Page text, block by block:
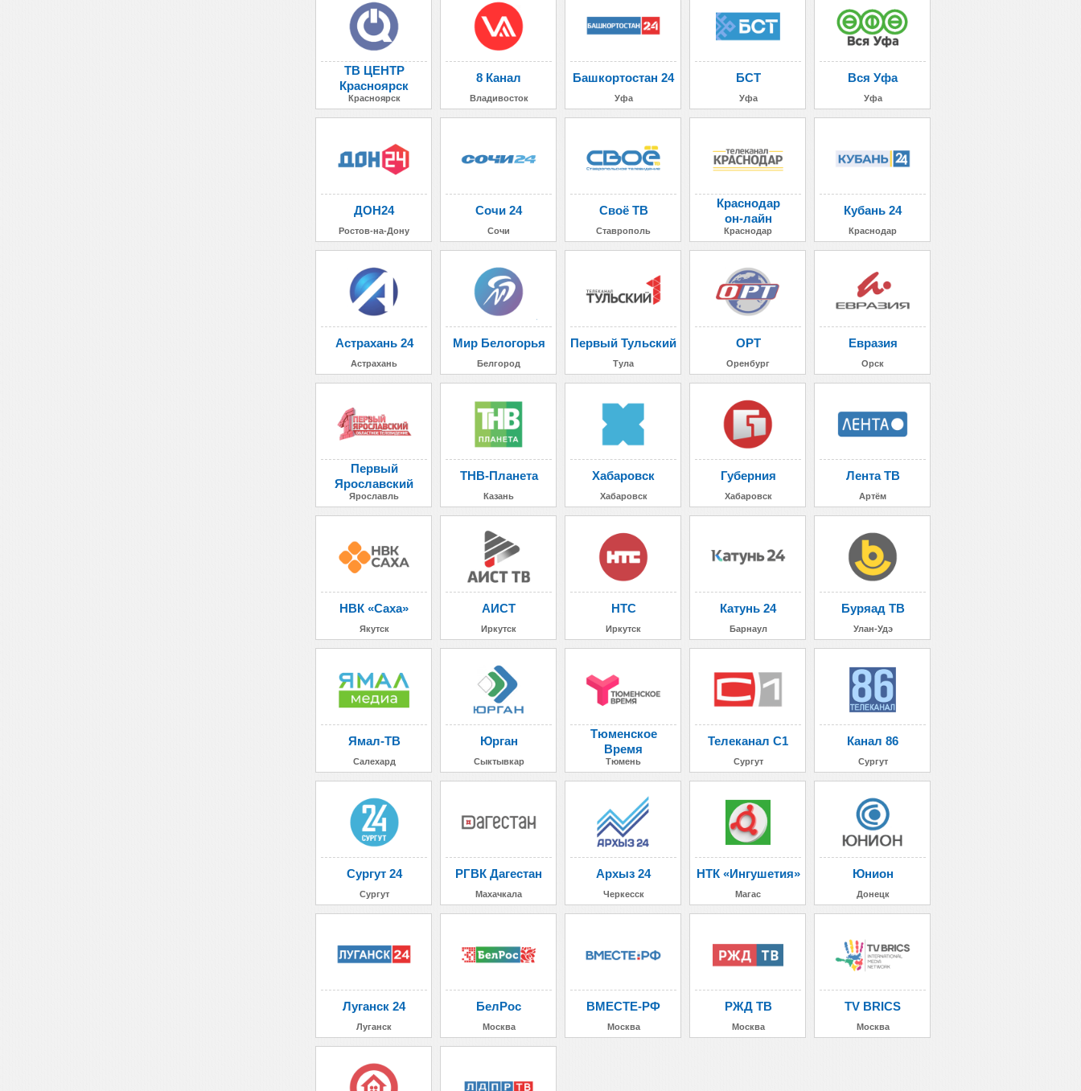
ТВ ЦЕНТР
Красноярск
Красноярск
8 Канал
Владивосток
Башкортостан 24
Уфа
БСТ
Уфа
Вся Уфа
Уфа
ДОН24
Ростов-на-Дону
Сочи 24
Сочи
Своё ТВ
Ставрополь
Краснодар
он-лайн
Краснодар
Кубань 24
Краснодар
Астрахань 24
Астрахань
Мир Белогорья
Белгород
Первый Тульский
Тула
ОРТ
Оренбург
Евразия
Орск
Первый
Ярославский
Ярославль
ТНВ-Планета
Казань
Хабаровск
Хабаровск
Губерния
Хабаровск
Лента ТВ
Артём
НВК «Саха»
Якутск
АИСТ
Иркутск
НТС
Иркутск
Катунь 24
Барнаул
Буряад ТВ
Улан-Удэ
Ямал-ТВ
Салехард
Юрган
Сыктывкар
Тюменское
Время
Тюмень
Телеканал С1
Сургут
Канал 86
Сургут
Сургут 24
Сургут
РГВК Дагестан
Махачкала
Архыз 24
Черкесск
НТК «Ингушетия»
Магас
Юнион
Донецк
Луганск 24
Луганск
БелРос
Москва
ВМЕСТЕ-РФ
Москва
РЖД ТВ
Москва
TV BRICS
Москва